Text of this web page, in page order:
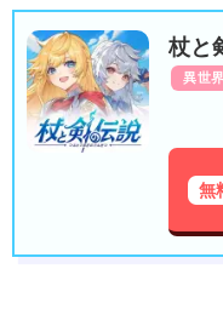
杖と
異世
無